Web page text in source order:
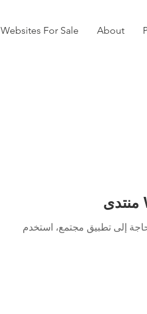
Websites For Sale About